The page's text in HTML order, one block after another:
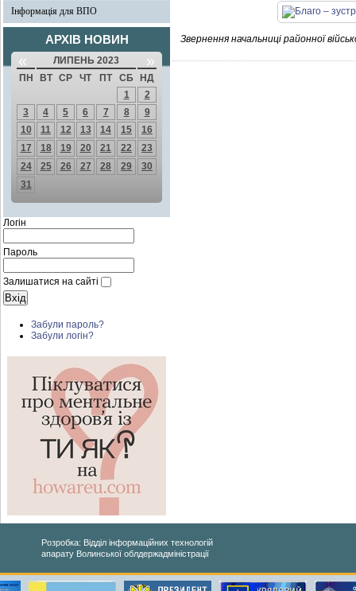
Інформація для ВПО
АРХІВ НОВИН
« ЛИПЕНЬ 2023 »
ПН ВТ СР ЧТ ПТ СБ
НД
1
2
3
4 5 6 7 8
9
10
11 12 13 14 15
16
17
18 19 20 21 22
23
24
25 26 27 28 29
30
31
Логін
Пароль
Залишатися на сайті
Забули пароль?
Забули логін?
Звернення начальниці районної
Розробка: Відділ інформаційних технологій
апарату Волинської облдержадміністрації